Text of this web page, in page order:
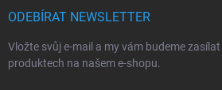
ODEBÍRAT NEWSLETTER
Vložte svůj e-mail a my vám budeme
produktech na našem e-shopu.